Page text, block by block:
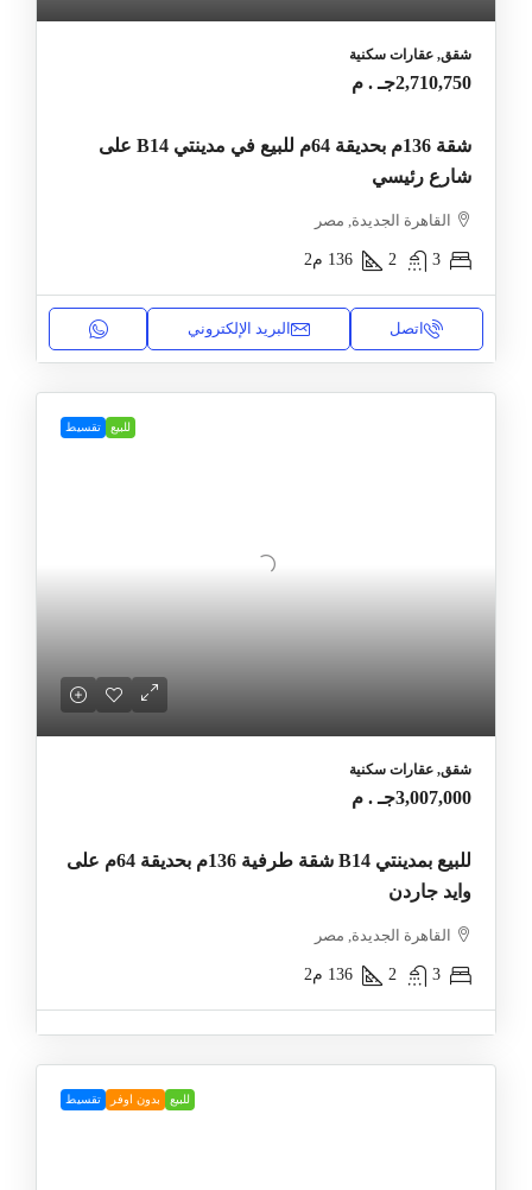
شقق, عقارات سكنية
2,710,750جـ . م
شقة 136م بحديقة 64م للبيع في مدينتي B14 على
شارع رئيسي
القاهرة الجديدة, مصر
3
2
136 م2
اتصل البريد الإلكتروني
للبيع تقسيط
شقق, عقارات سكنية
3,007,000جـ . م
للبيع بمدينتي B14 شقة طرفية 136م بحديقة 64م على
وايد جاردن
القاهرة الجديدة, مصر
3
2
136 م2
للبيع بدون اوفر تقسيط